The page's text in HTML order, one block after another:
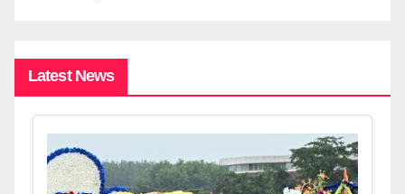
Latest News